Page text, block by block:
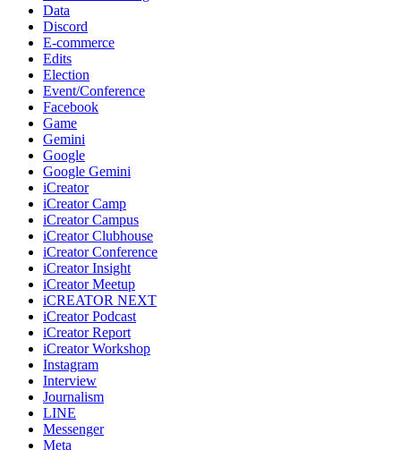
Data
Discord
E-commerce
Edits
Election
Event/Conference
Facebook
Game
Gemini
Google
Google Gemini
iCreator
iCreator Camp
iCreator Campus
iCreator Clubhouse
iCreator Conference
iCreator Insight
iCreator Meetup
iCREATOR NEXT
iCreator Podcast
iCreator Report
iCreator Workshop
Instagram
Interview
Journalism
LINE
Messenger
Meta